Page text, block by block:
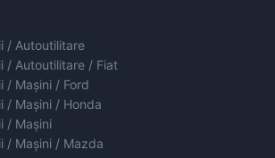
/ Autoutilitare
/ Autoutilitare / Fiat
/ Mașini / Ford
/ Mașini / Honda
/ Mașini
/ Mașini / Mazda